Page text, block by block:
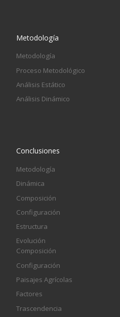
Metodología
Metodología
Proceso Metodológico
Análisis Estático
Análisis Dinámico
Conclusiones
Metodología
Dinámica
Composición
Configuración
Estructura
Evolución
Composición
Configuración
Paisajes Agrícolas
Factores
Trascendencia